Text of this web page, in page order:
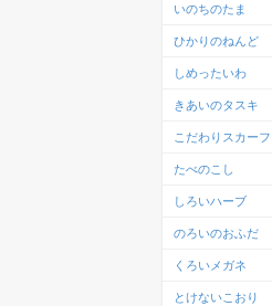
いのちのたま
ひかりのねんど
しめったいわ
きあいのタスキ
こだわりスカーフ
たべのこし
しろいハーブ
のろいのおふだ
くろいメガネ
とけないこおり